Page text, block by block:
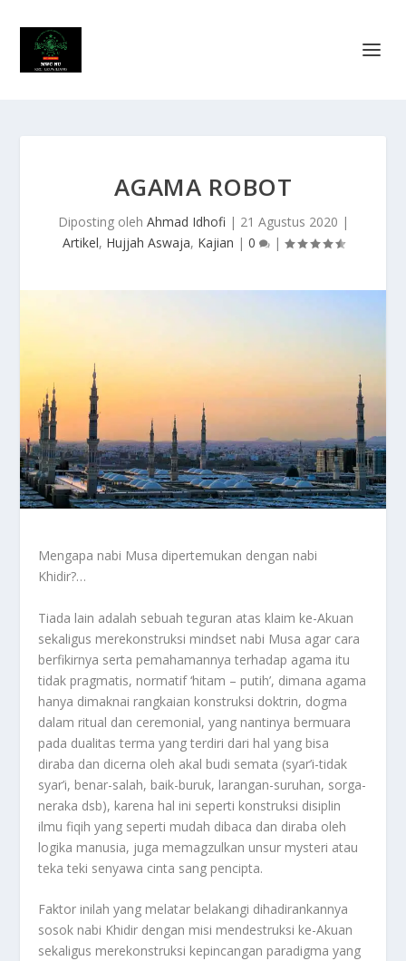
AGAMA ROBOT
Diposting oleh Ahmad Idhofi | 21 Agustus 2020 |
Artikel, Hujjah Aswaja, Kajian | 0 |
Mengapa nabi Musa dipertemukan dengan nabi
Khidir?…
Tiada lain adalah sebuah teguran atas klaim ke-Akuan
sekaligus merekonstruksi mindset nabi Musa agar cara
berfikirnya serta pemahamannya terhadap agama itu
tidak pragmatis, normatif ‘hitam – putih’, dimana agama
hanya dimaknai rangkaian konstruksi doktrin, dogma
dalam ritual dan ceremonial, yang nantinya bermuara
pada dualitas terma yang terdiri dari hal yang bisa
diraba dan dicerna oleh akal budi semata (syar’i-tidak
syar’i, benar-salah, baik-buruk, larangan-suruhan, sorga-
neraka dsb), karena hal ini seperti konstruksi disiplin
ilmu fiqih yang seperti mudah dibaca dan diraba oleh
logika manusia, juga memagzulkan unsur mysteri atau
teka teki senyawa cinta sang pencipta.
Faktor inilah yang melatar belakangi dihadirankannya
sosok nabi Khidir dengan misi mendestruksi ke-Akuan
sekaligus merekonstruksi kepincangan paradigma yang